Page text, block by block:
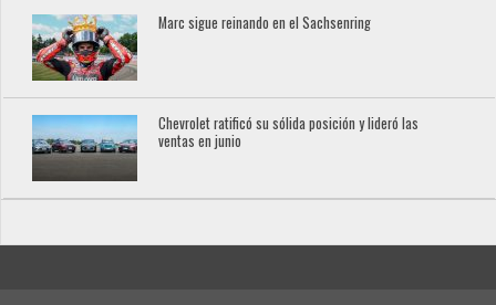
Marc sigue reinando en el Sachsenring
Chevrolet ratificó su sólida posición y lideró las
ventas en junio